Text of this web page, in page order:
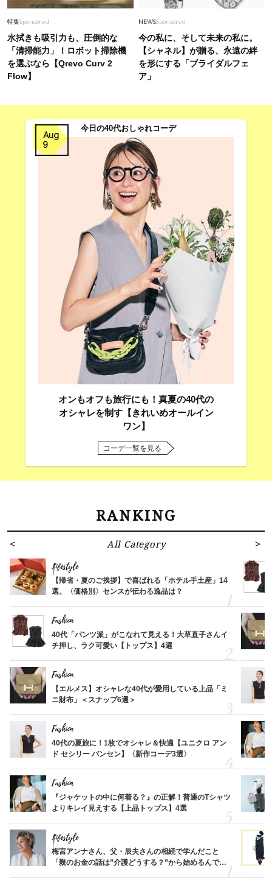
特集Sponsored
水拭きも吸引力も、圧倒的な
「清掃能力」！ロボット掃除機
を選ぶなら【Qrevo Curv 2
Flow】
NEWSSponsored
今の私に、そして未来の私に。
【シャネル】が贈る、永遠の絆
を形にする「ブライダルフェ
ア」
Aug
9
今日の40代おしゃれコーデ
オンもオフも旅行にも！真夏の40代の
オシャレを制す【きれいめオールイン
ワン】
コーデ一覧を見る
RANKING
All Category
Lifestyle
【帰省・夏のご挨拶】で喜ばれる「ホテル手土産」14
選。〈価格別〉センスが伝わる逸品は？
Fashion
40代「パンツ派」がこなれて見える！大草直子さんイ
チ押し、ラク可愛い【トップス】4選
Fashion
【エルメス】オシャレな40代が愛用している上品「ミ
ニ財布」＜スナップ6選＞
Fashion
40代の夏旅に！1枚でオシャレ＆快適【ユニクロ アン
ド セシリー バンセン】〈新作コーデ3選〉
Fashion
『ジャケットの中に何着る？』の正解！普通のTシャツ
よりキレイ見えする【上品トップス】4選
Lifestyle
梅宮アンナさん、父・辰夫さんの相続で学んだこと
「親のお金の話は”介護どうする？”から始めるんで